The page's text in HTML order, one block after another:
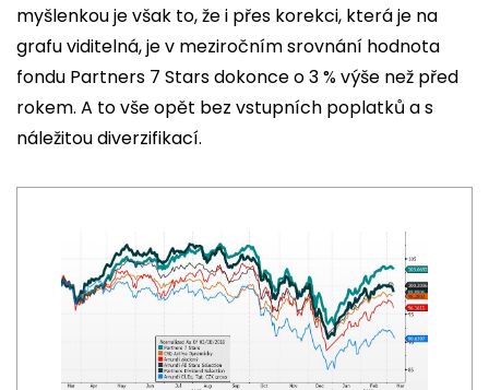
myšlenkou je však to, že i přes korekci, která je na
grafu viditelná, je v meziročním srovnání hodnota
fondu Partners 7 Stars dokonce o 3 % výše než před
rokem. A to vše opět bez vstupních poplatků a s
náležitou diverzifikací.